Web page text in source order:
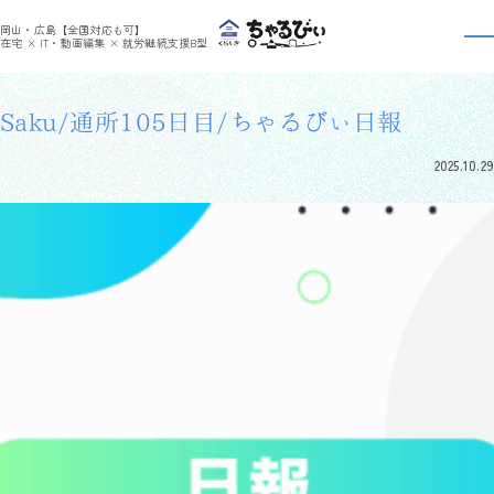
岡山・広島【全国対応も可】
在宅 × IT・動画編集 × 就労継続支援B型
利用者さんの日報 >
利用者さんの日報
Saku/通所105日目/ちゃるびぃ日報
2025.10.29